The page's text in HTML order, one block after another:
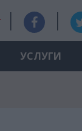
УСЛУГИ